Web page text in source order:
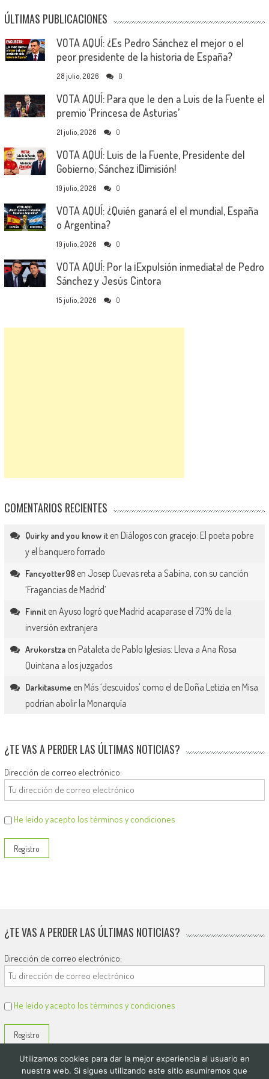
ÚLTIMAS PUBLICACIONES
VOTA AQUÍ: ¿Es Pedro Sánchez el mejor o el
peor presidente de la historia de España?
28 julio, 2026 0
VOTA AQUÍ: Para que le den a Luis de la Fuente el
premio ‘Princesa de Asturias’
21 julio, 2026 0
VOTA AQUÍ: Luis de la Fuente, Presidente del
Gobierno; Sánchez ¡Dimisión!
19 julio, 2026 0
VOTA AQUÍ: ¿Quién ganará el el mundial, España
o Argentina?
19 julio, 2026 0
VOTA AQUÍ: Por la ¡Expulsión inmediata! de Pedro
Sánchez y Jesús Cintora
15 julio, 2026 0
COMENTARIOS RECIENTES
Quirky and you know iten Diálogos con gracejo: El poeta pobre
y el banquero forrado
Fancyotter98en Josep Cuevas reta a Sabina, con su canción
‘Fragancias de Madrid’
Finniten Ayuso logró que Madrid acaparase el 73% de la
inversión extranjera
Arukorstzaen Pataleta de Pablo Iglesias: Lleva a Ana Rosa
Quintana a los juzgados
Darkitasume en Más ‘descuidos’ como el de Doña Letizia en Misa
podrían abolir la Monarquía
¿TE VAS A PERDER LAS ÚLTIMAS NOTICIAS?
Dirección de correo electrónico:
He leído y acepto los términos y condiciones
¿TE VAS A PERDER LAS ÚLTIMAS NOTICIAS?
Dirección de correo electrónico:
He leído y acepto los términos y condiciones
Utilizamos cookies para dar la mejor experiencia al usuario en
nuestra web. Si sigues utilizando este sitio asumiremos que